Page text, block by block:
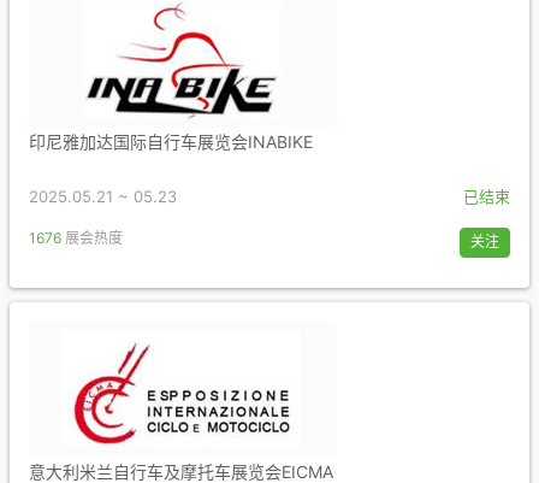
印尼雅加达国际自行车展览会INABIKE
2025.05.21 ~ 05.23 已结束
1676 展会热度 关注
意大利米兰自行车及摩托车展览会EICMA